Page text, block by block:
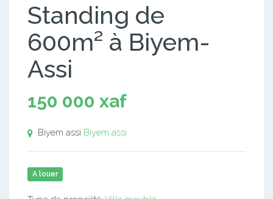
Standing de
600m² à Biyem-
Assi
150 000 xaf
Biyem assi Biyem assi
A louer